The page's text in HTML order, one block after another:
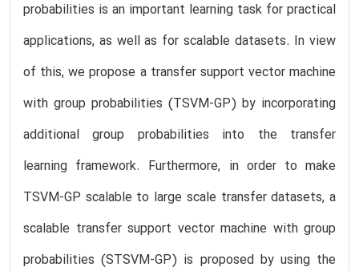
probabilities is an important learning task for practical
applications, as well as for scalable datasets. In view
of this, we propose a transfer support vector machine
with group probabilities (TSVM-GP) by incorporating
additional group probabilities into the transfer
learning framework. Furthermore, in order to make
TSVM-GP scalable to large scale transfer datasets, a
scalable transfer support vector machine with group
probabilities (STSVM-GP) is proposed by using the